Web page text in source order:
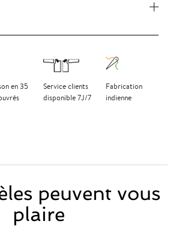
en 35
Service clients
disponible 7J/7
Fabrication
indienne
peuvent vous
plaire